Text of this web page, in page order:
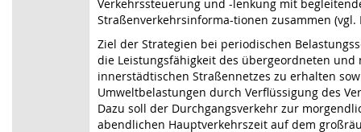
Verkehrssteuerung und -lenkung mit
Straßenverkehrsinforma-tionen zusammen (vgl.
Ziel der Strategien bei periodischen
die Leistungsfähigkeit des übergeordneten und
innerstädtischen Straßennetzes zu erhalten
Umweltbelastungen durch Verflüssigung des
Dazu soll der Durchgangsverkehr zur
abendlichen Hauptverkehrszeit auf dem